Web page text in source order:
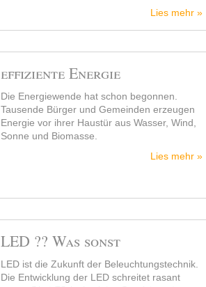
Lies mehr »
effiziente Energie
Die Energiewende hat schon begonnen.
Tausende Bürger und Gemeinden erzeugen
Energie vor ihrer Haustür aus Wasser, Wind,
Sonne und Biomasse.
Lies mehr »
LED ?? Was sonst
LED ist die Zukunft der Beleuchtungstechnik.
Die Entwicklung der LED schreitet rasant